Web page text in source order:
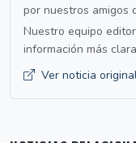
por nuestros amigos
Nuestro equipo
información más
Ver noticia